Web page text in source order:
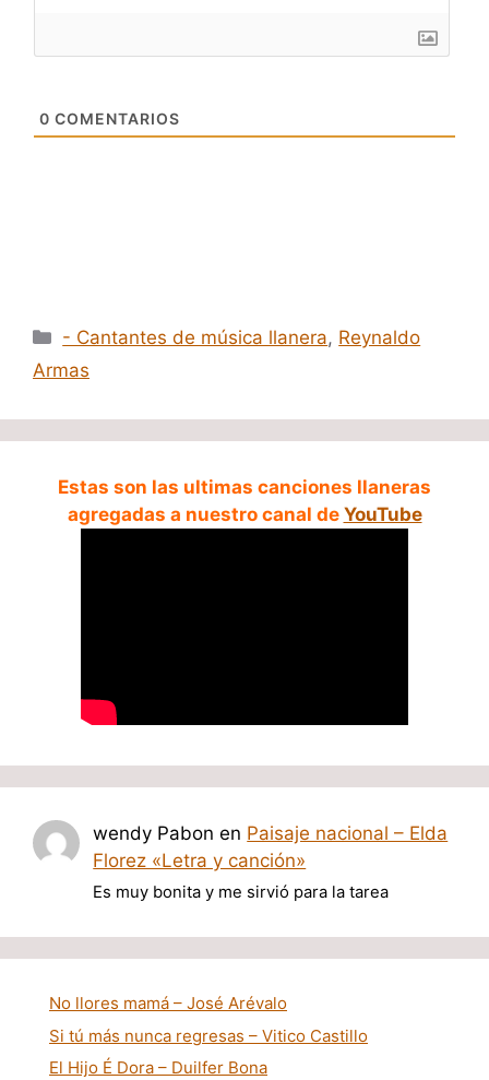
0 COMENTARIOS
Categorías
- Cantantes de música llanera, Reynaldo
Armas
Estas son las ultimas canciones llaneras
agregadas a nuestro canal de YouTube
wendy Pabon en Paisaje nacional – Elda
Florez «Letra y canción»
Es muy bonita y me sirvió para la tarea
No llores mamá – José Arévalo
Si tú más nunca regresas – Vitico Castillo
El Hijo É Dora – Duilfer Bona